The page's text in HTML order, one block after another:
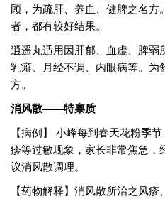
顾，为疏肝、养血、健脾之名
者，都有较好结果。
逍遥丸适用因肝郁、血虚、脾弱
乳癖、月经不调、内眼病等。为
方。
消风散——特禀质
【病例】 小峰每到春天花粉季
疹等过敏现象，家长非常焦急，
议消风散调理。
【药物解释】消风散所治之风